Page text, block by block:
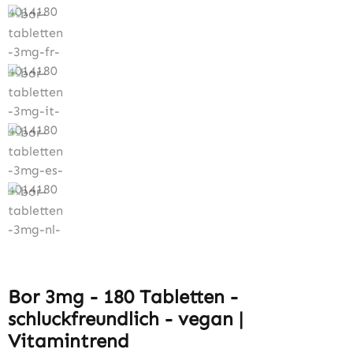
Bor 3mg - 180 Tabletten -
schluckfreundlich - vegan |
Vitamintrend